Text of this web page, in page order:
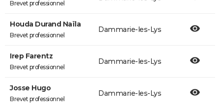
Brevet professionnel
Houda Durand Naïla
Brevet professionnel
Dammarie-les-Lys
Irep Farentz
Brevet professionnel
Dammarie-les-Lys
Josse Hugo
Brevet professionnel
Dammarie-les-Lys